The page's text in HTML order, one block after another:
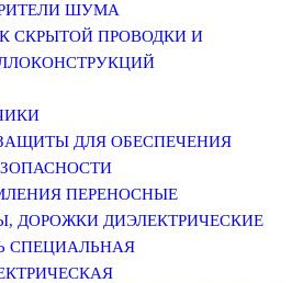
ШУМА
СКРЫТОЙ ПРОВОДКИ И
ДЛЯ ОБЕСПЕЧЕНИЯ
ПЕРЕНОСНЫЕ
ДОРОЖКИ ДИЭЛЕКТРИЧЕСКИЕ
СПЕЦИАЛЬНАЯ